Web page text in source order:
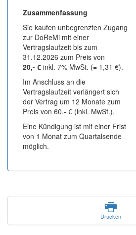
Zusammenfassung
Sie kaufen unbegrenzten Zugang
zur DoReMi mit einer
Vertragslaufzeit bis zum
31.12.2026 zum Preis von
20,- € inkl. 7% MwSt. (= 1,31 €).
Im Anschluss an die
Vertragslaufzeit verlängert sich
der Vertrag um 12 Monate zum
Preis von 60,- € (inkl. MwSt.).
Eine Kündigung ist mit einer Frist
von 1 Monat zum Quartalsende
möglich.
Drucken